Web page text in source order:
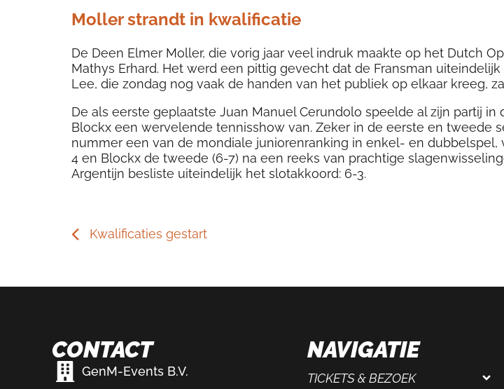
Moller strandt in kwalificatie
De Deen Elmer Moller, die vorig jaar veel indruk maakte op het Dutch
Mathys Erhard. Het werd een pittig gevecht dat de Fransman
Lee, die zondag nog vaak de handen van het publiek op elkaar kreeg,
De als eerste geplaatste Juan Manuel Cerundolo speelde al zijn partij
Blockx een wervelende tennisshow van. Zeker in de eerste en tweede
nummer een van de mondiale juniorenranking in enkel- en
4 en Blockx de tweede (6-7) na een reeks van prachtige
Argentijn besliste uiteindelijk het slotakkoord: 6-3.
Kwalificaties gestart
CONTACT
GenM-Events B.V.
NAVIGATIE
TICKETS & BEZOEK